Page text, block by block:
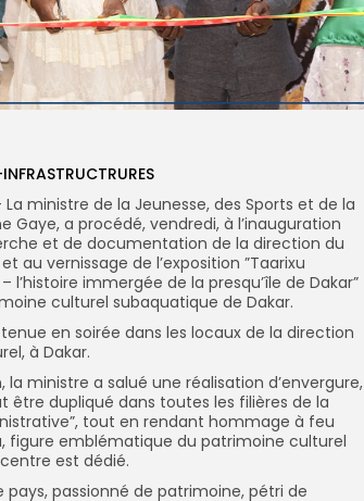
La ministre de la Jeunesse, des Sports et de la
Gaye, a procédé, vendredi, à l’inauguration
et de documentation de la direction du
au vernissage de l’exposition ”Taarixu
l’histoire immergée de la presqu’île de Dakar”
culturel subaquatique de Dakar.
en soirée dans les locaux de la direction
à Dakar.
la ministre a salué une réalisation d’envergure,
être dupliqué dans toutes les filières de la
tout en rendant hommage à feu
figure emblématique du patrimoine culturel
est dédié.
pays, passionné de patrimoine, pétri de